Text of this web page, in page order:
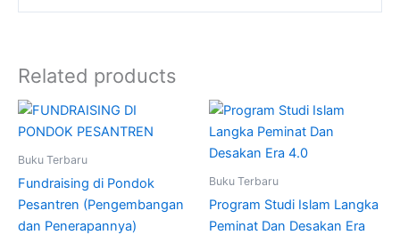
Related products
Buku Terbaru
Fundraising di Pondok
Pesantren (Pengembangan
dan Penerapannya)
Buku Terbaru
Program Studi Islam Langka
Peminat Dan Desakan Era